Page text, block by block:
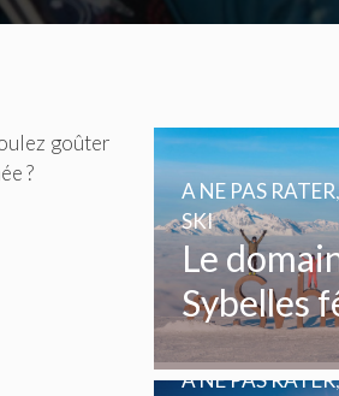
goûter
?
Le
Sybelles
20 ans
A NE PAS RATER
SKI
A NE PAS RATER